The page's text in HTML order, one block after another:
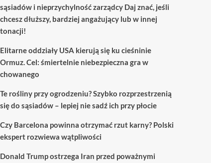
sąsiadów i nieprzychylność zarządcy Daj znać, jeśli
chcesz dłuższy, bardziej angażujący lub w innej
tonacji!
Elitarne oddziały USA kierują się ku cieśninie
Ormuz. Cel: śmiertelnie niebezpieczna gra w
chowanego
Te rośliny przy ogrodzeniu? Szybko rozprzestrzenią
się do sąsiadów – lepiej nie sadź ich przy płocie
Czy Barcelona powinna otrzymać rzut karny? Polski
ekspert rozwiewa wątpliwości
Donald Trump ostrzega Iran przed poważnymi